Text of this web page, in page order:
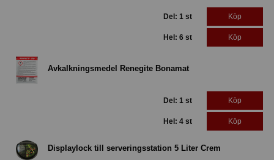
Del: 1 st Köp
Hel: 6 st Köp
Avkalkningsmedel Renegite Bonamat
Del: 1 st Köp
Hel: 4 st Köp
Displaylock till serveringsstation 5 Liter Crem